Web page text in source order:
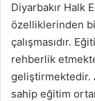
Diyarbakır Halk
özelliklerinden
çalışmasıdır.
rehberlik
geliştirmektedir.
sahip eğitim